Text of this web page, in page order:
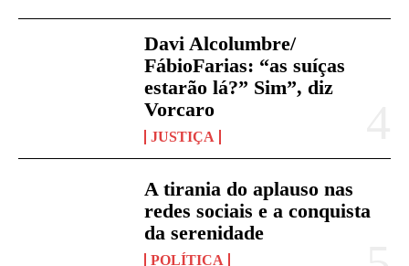
Davi Alcolumbre/
FábioFarias: “as suíças
estarão lá?” Sim”, diz
Vorcaro
JUSTIÇA
A tirania do aplauso nas
redes sociais e a conquista
da serenidade
POLÍTICA